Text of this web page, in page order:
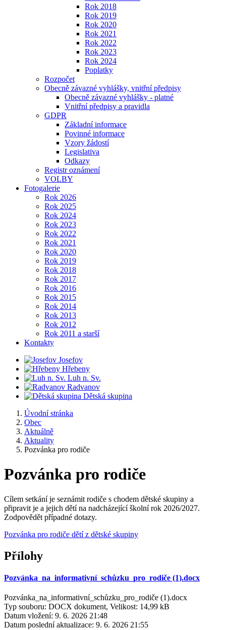
Rok 2018
Rok 2019
Rok 2020
Rok 2021
Rok 2022
Rok 2023
Rok 2024
Poplatky
Rozpočet
Obecně závazné vyhlášky, vnitřní předpisy
Obecně závazné vyhlášky - platné
Vnitřní předpisy a pravidla
GDPR
Základní informace
Povinné informace
Vzory žádostí
Legislativa
Odkazy
Registr oznámení
VOLBY
Fotogalerie
Rok 2026
Rok 2025
Rok 2024
Rok 2023
Rok 2022
Rok 2021
Rok 2020
Rok 2019
Rok 2018
Rok 2017
Rok 2016
Rok 2015
Rok 2014
Rok 2013
Rok 2012
Rok 2011 a starší
Kontakty
Josefov
Hřebeny
Luh n. Sv.
Radvanov
Dětská skupina
Úvodní stránka
Obec
Aktuálně
Aktuality
Pozvánka pro rodiče
Pozvánka pro rodiče
Cílem setkání je seznámit rodiče s chodem dětské skupiny a
připravit je a jejich dětí na nadcházející školní rok 2026/2027.
Zodpovědět případné dotazy.
Pozvánka pro rodiče dětí z dětské skupiny
Přílohy
Pozvánka_na_informativní_schůzku_pro_rodiče (1).docx
Pozvánka_na_informativní_schůzku_pro_rodiče (1).docx
Typ souboru: DOCX dokument, Velikost: 14,99 kB
Datum vložení: 9. 6. 2026 21:48
Datum poslední aktualizace: 9. 6. 2026 21:55